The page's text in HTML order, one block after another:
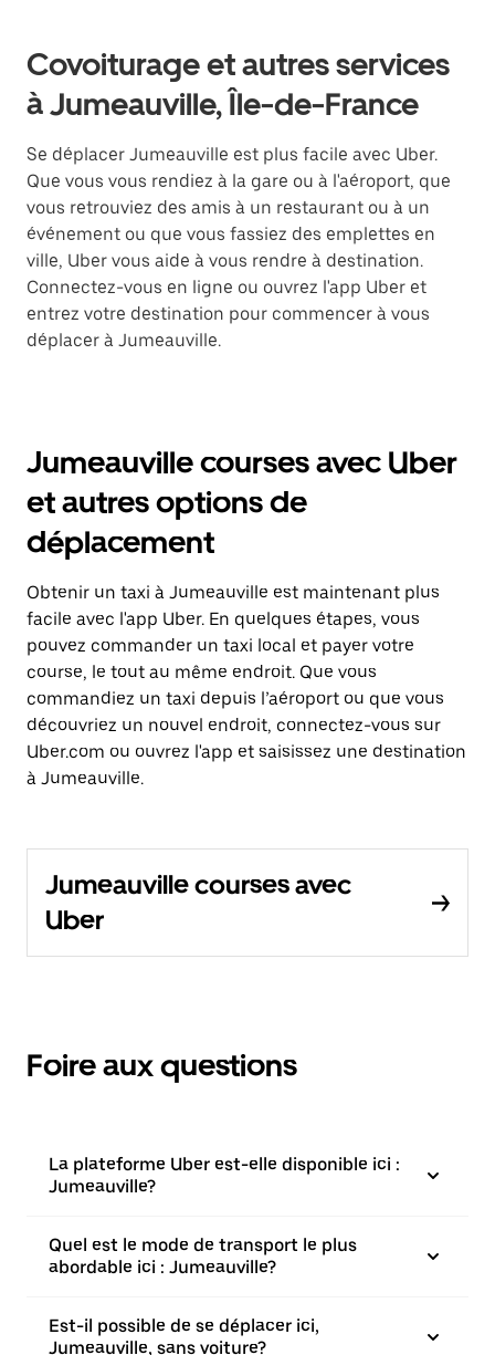
Covoiturage et autres services
à Jumeauville, Île-de-France
Se déplacer Jumeauville est plus facile avec Uber.
Que vous vous rendiez à la gare ou à l'aéroport, que
vous retrouviez des amis à un restaurant ou à un
événement ou que vous fassiez des emplettes en
ville, Uber vous aide à vous rendre à destination.
Connectez-vous en ligne ou ouvrez l'app Uber et
entrez votre destination pour commencer à vous
déplacer à Jumeauville.
Jumeauville courses avec Uber
et autres options de
déplacement
Obtenir un taxi à Jumeauville est maintenant plus
facile avec l'app Uber. En quelques étapes, vous
pouvez commander un taxi local et payer votre
course, le tout au même endroit. Que vous
commandiez un taxi depuis l’aéroport ou que vous
découvriez un nouvel endroit, connectez-vous sur
Uber.com ou ouvrez l'app et saisissez une destination
à Jumeauville.
Jumeauville courses avec
Uber
Foire aux questions
La plateforme Uber est-elle disponible ici :
Jumeauville?
Quel est le mode de transport le plus
abordable ici : Jumeauville?
Est-il possible de se déplacer ici,
Jumeauville, sans voiture?